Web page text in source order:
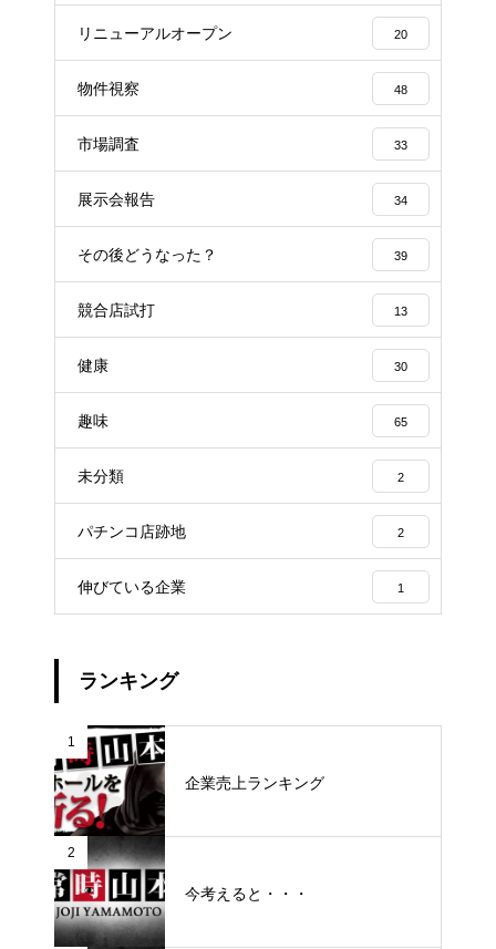
リニューアルオープン 20
物件視察 48
市場調査 33
展示会報告 34
その後どうなった？ 39
競合店試打 13
健康 30
趣味 65
未分類 2
パチンコ店跡地 2
伸びている企業 1
ランキング
1
企業売上ランキング
2
今考えると・・・